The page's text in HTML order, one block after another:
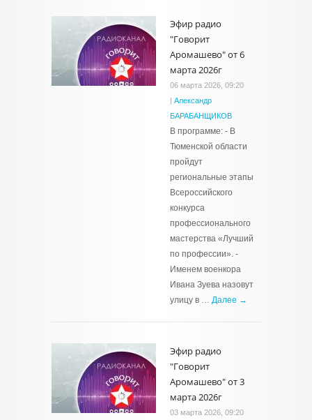
Эфир радио
"Говорит
Аромашево" от 6
марта 2026г
06 марта 2026, 09:20
| Александр
БАРАБАНЩИКОВ
В программе: - В
Тюменской области
пройдут
региональные этапы
Всероссийского
конкурса
профессионального
мастерства «Лучший
по профессии». -
Именем военкора
Ивана Зуева назовут
улицу в … Далее →
Эфир радио
"Говорит
Аромашево" от 3
марта 2026г
03 марта 2026, 09:20